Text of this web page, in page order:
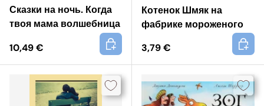
Сказки на ночь. Когда
твоя мама волшебница
10,49 €
+
Котенок Шмяк на
фабрике мороженого
3,79 €
+